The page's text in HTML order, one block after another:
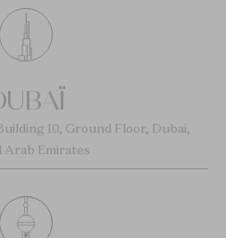
10, Ground Floor, Dubai,
Arab Emirates